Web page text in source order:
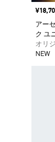
価格
アー
ク ユ
オリ
NEW